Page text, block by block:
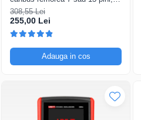
12V Universal
308,55 Lei
255,00 Lei
Adauga in cos